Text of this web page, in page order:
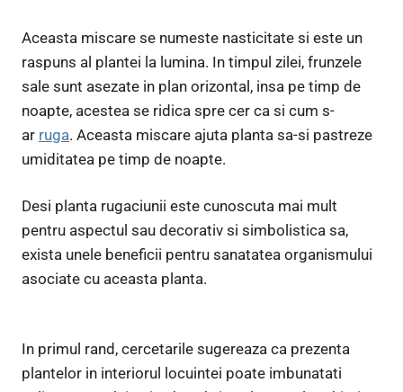
Aceasta miscare se numeste nasticitate si este un
raspuns al plantei la lumina. In timpul zilei, frunzele
sale sunt asezate in plan orizontal, insa pe timp de
noapte, acestea se ridica spre cer ca si cum s-
ar ruga. Aceasta miscare ajuta planta sa-si pastreze
umiditatea pe timp de noapte.
Desi planta rugaciunii este cunoscuta mai mult
pentru aspectul sau decorativ si simbolistica sa,
exista unele beneficii pentru sanatatea organismului
asociate cu aceasta planta.
In primul rand, cercetarile sugereaza ca prezenta
plantelor in interiorul locuintei poate imbunatati